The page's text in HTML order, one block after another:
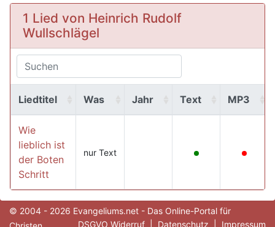
1 Lied von Heinrich Rudolf
Wullschlägel
Liedtitel Was Jahr Text MP3
Wie
lieblich ist
der Boten
Schritt
nur Text
© 2004 - 2026 Evangeliums.net - Das Online-Portal für
DSGVO Widerruf Datenschutz Impressum